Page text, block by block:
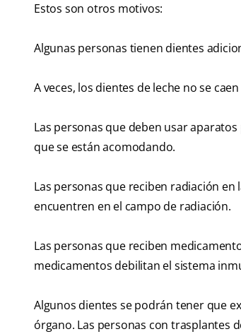
Estos son otros motivos:
Algunas personas tienen dientes
A veces, los dientes de leche no se
Las personas que deben usar
que se están acomodando.
Las personas que reciben radiación
encuentren en el campo de radiación.
Las personas que reciben
medicamentos debilitan el sistema
Algunos dientes se podrán tener que
órgano. Las personas con trasplantes